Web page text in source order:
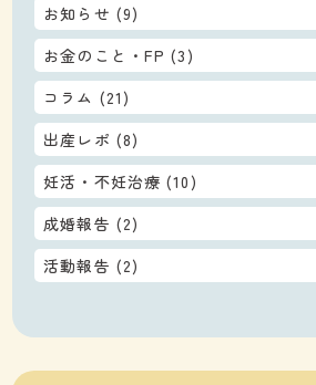
お知らせ (9)
お金のこと・FP (3)
コラム (21)
出産レポ (8)
妊活・不妊治療 (10)
成婚報告 (2)
活動報告 (2)